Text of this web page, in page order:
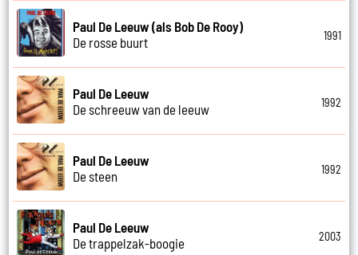
Paul De Leeuw (als Bob De Rooy)
De rosse buurt
1991
Paul De Leeuw
De schreeuw van de leeuw
1992
Paul De Leeuw
De steen
1992
Paul De Leeuw
De trappelzak-boogie
2003